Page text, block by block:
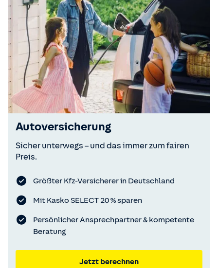
Autoversicherung
Sicher unterwegs – und das immer zum fairen
Preis.
Größter Kfz-Versicherer in Deutschland
Mit Kasko SELECT 20 % sparen
Persönlicher Ansprechpartner & kompetente
Beratung
Jetzt berechnen